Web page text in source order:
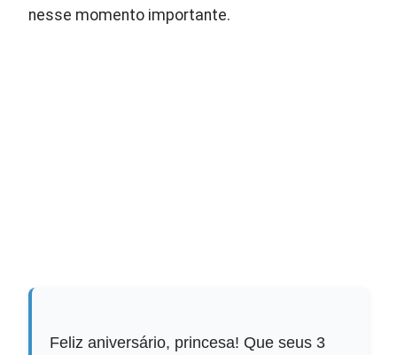
nesse momento importante.
Feliz aniversário, princesa! Que seus 3